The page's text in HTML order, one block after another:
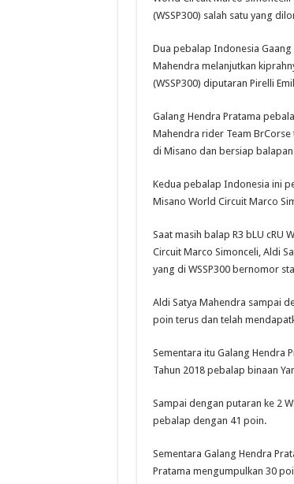
(WSSP300) salah satu yang
Dua pebalap Indonesia Gaang
Mahendra melanjutkan
(WSSP300) diputaran Pirelli
Galang Hendra Pratama
Mahendra rider Team
di Misano dan bersiap
Kedua pebalap Indonesia ini
Misano World Circuit Marco
Saat masih balap R3 bLU cRU
Circuit Marco Simonceli, Aldi
yang di WSSP300 bernomor
Aldi Satya Mahendra sampai
poin terus dan telah
Sementara itu Galang Hendra
Tahun 2018 pebalap binaan
Sampai dengan putaran ke 2
pebalap dengan 41 poin.
Sementara Galang Hendra
Pratama mengumpulkan 30